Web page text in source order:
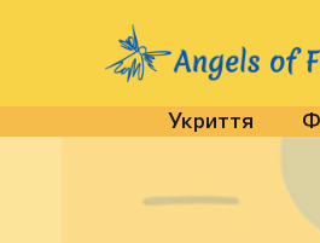
Укриття